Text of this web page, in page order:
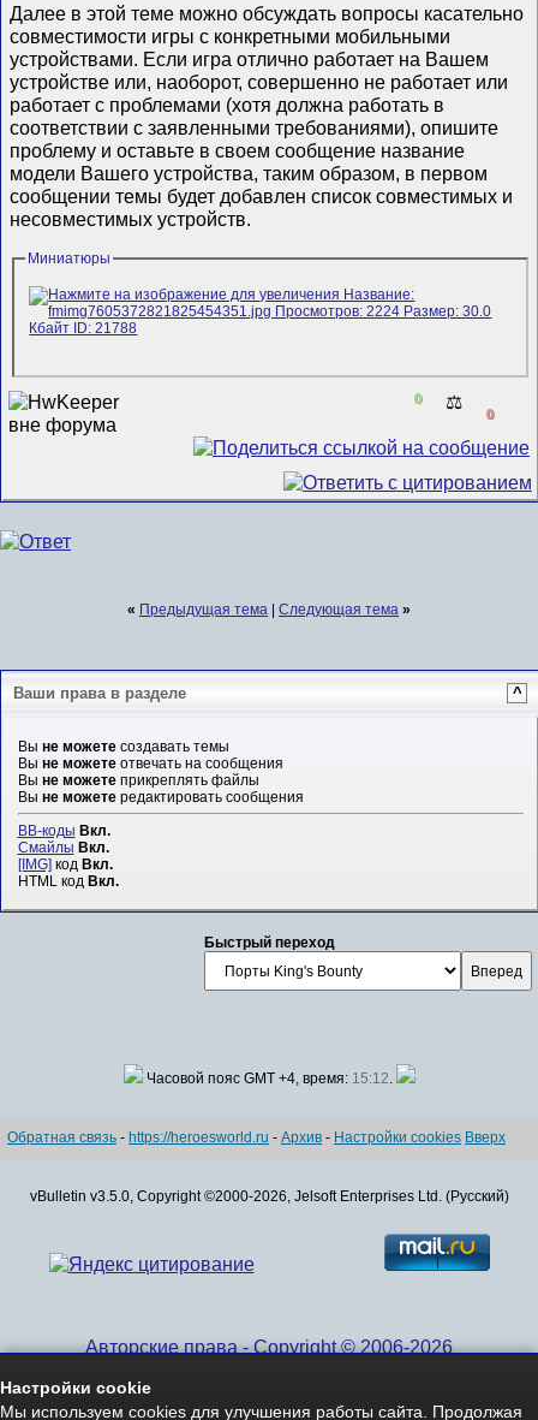
Далее в этой теме можно обсуждать вопросы касательно
совместимости игры с конкретными мобильными
устройствами. Если игра отлично работает на Вашем
устройстве или, наоборот, совершенно не работает или
работает с проблемами (хотя должна работать в
соответствии с заявленными требованиями), опишите
проблему и оставьте в своем сообщение название
модели Вашего устройства, таким образом, в первом
сообщении темы будет добавлен список совместимых и
несовместимых устройств.
Миниатюры
0 ⚖️
0
« Предыдущая тема Следующая тема »
Ваши права в разделе ^
Вы не можетесоздавать темы
Вы не можетеотвечать на сообщения
Вы не можетеприкреплять файлы
Вы не можетередактировать сообщения
BB-коды Вкл.
Смайлы Вкл.
[IMG]код Вкл.
HTML код Вкл.
Быстрый переход
Часовой пояс GMT +4, время: 15:12.
Обратная связь - https://heroesworld.ru - Архив - Настройки cookies Вверх
vBulletin v3.5.0, Copyright ©2000-2026, Jelsoft Enterprises Ltd. (Русский)
Авторские права - Copyright © 2006-2026
Настройки cookie
Мы используем cookies для улучшения работы сайта. Продолжая